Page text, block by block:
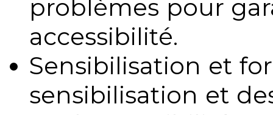
problèmes pour
accessibilité.
Sensibilisation et
sensibilisation et